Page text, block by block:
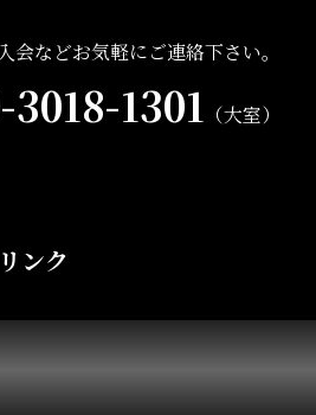
会などお気軽にご連絡下さい。
3018-1301 （大室）
リンク